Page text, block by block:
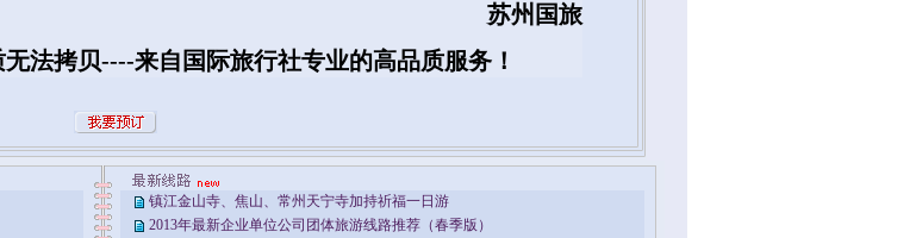
苏州国旅
法拷贝----来自国际旅行社专业的高品质服务！
镇江金山寺、焦山、常州天宁寺加持祈福一日游
2013年最新企业单位公司团体旅游线路推荐（春季版）